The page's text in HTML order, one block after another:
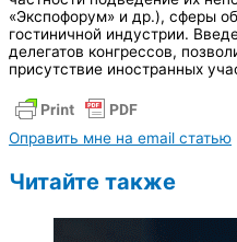
«Экспофорум» и др.), сферы
гостиничной индустрии.
делегатов конгрессов,
присутствие иностранных
Оправить мне на email статью
Читайте также